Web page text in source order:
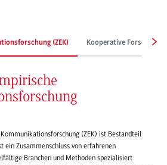
(ZEK) Kooperative Forschung
(ZEK) ist Bestandteil
ein Zusammenschluss von erfahrenen
Branchen und Methoden spezialisiert